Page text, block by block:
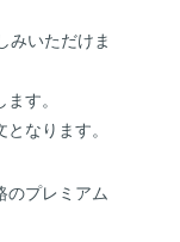
みいただけま
す。
なります。
のプレミアム